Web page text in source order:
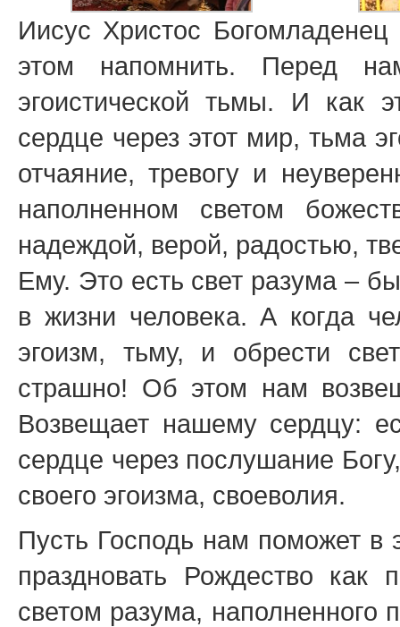
Иисус Христос
этом напомнить. Перед
эгоистической тьмы. И как
сердце через этот мир, тьма
отчаяние, тревогу и
наполненном светом
надеждой, верой, радостью,
Ему. Это есть свет разума –
в жизни человека. А когда
эгоизм, тьму, и обрести
страшно! Об этом нам
Возвещает нашему сердцу:
сердце через послушание
своего эгоизма, своеволия.
Пусть Господь нам поможет в
праздновать Рождество как
светом разума, наполненного